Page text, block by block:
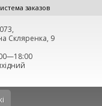
заказов
Скляренка, 9